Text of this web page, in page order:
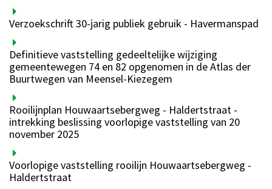
Verzoekschrift 30-jarig publiek gebruik - Havermanspad
Definitieve vaststelling gedeeltelijke wijziging
gemeentewegen 74 en 82 opgenomen in de Atlas der
Buurtwegen van Meensel-Kiezegem
Rooilijnplan Houwaartsebergweg - Haldertstraat -
intrekking beslissing voorlopige vaststelling van 20
november 2025
Voorlopige vaststelling rooilijn Houwaartsebergweg -
Haldertstraat